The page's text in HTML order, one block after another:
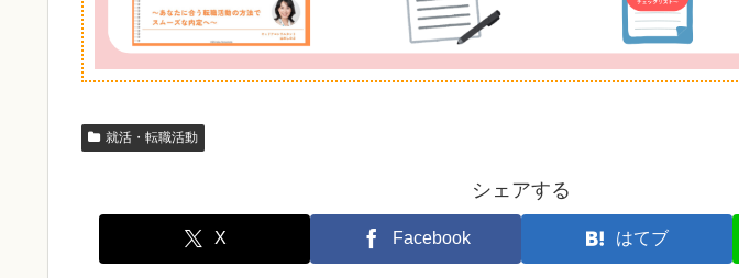
就活・転職活動
シェアする
X Facebook はてブ